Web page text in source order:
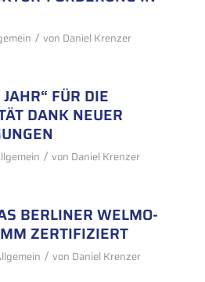
/ von Daniel Krenzer
FÜR DIE
DANK NEUER
/ von Daniel Krenzer
BERLINER WELMO-
ZERTIFIZIERT
/ von Daniel Krenzer